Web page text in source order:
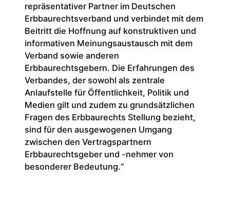
repräsentativer Partner im Deutschen
Erbbaurechtsverband und verbindet mit dem
Beitritt die Hoffnung auf konstruktiven und
informativen Meinungsaustausch mit dem
Verband sowie anderen
Erbbaurechtsgebern. Die Erfahrungen des
Verbandes, der sowohl als zentrale
Anlaufstelle für Öffentlichkeit, Politik und
Medien gilt und zudem zu grundsätzlichen
Fragen des Erbbaurechts Stellung bezieht,
sind für den ausgewogenen Umgang
zwischen den Vertragspartnern
Erbbaurechtsgeber und -nehmer von
besonderer Bedeutung.“